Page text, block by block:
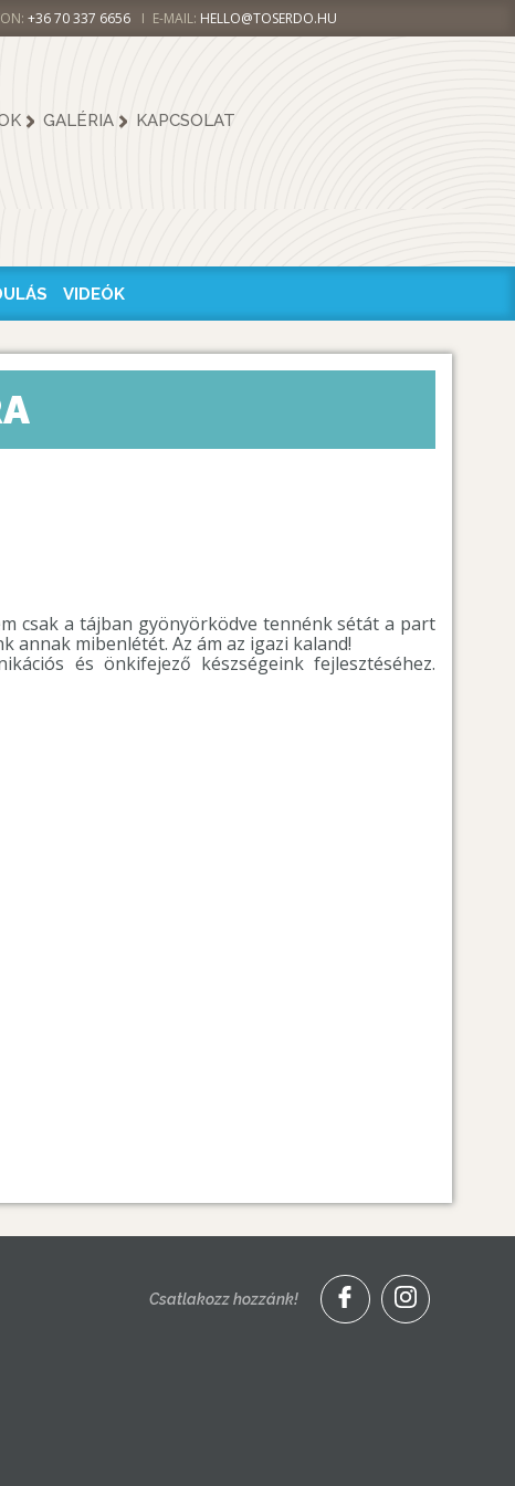
+36 70 337 6656 E-MAIL: HELLO@TOSERDO.HU
GALÉRIA KAPCSOLAT
VIDEÓK
csak a tájban gyönyörködve tennénk sétát a part
annak mibenlétét. Az ám az igazi kaland!
és önkifejező készségeink fejlesztéséhez.
Csatlakozz hozzánk!